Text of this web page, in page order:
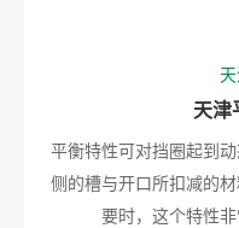
天津
平衡特性可对挡圈起到
侧的槽与开口所扣减的
要时，这个特性非